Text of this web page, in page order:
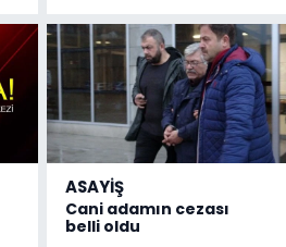
ASAYİŞ
Cani adamın cezası
belli oldu